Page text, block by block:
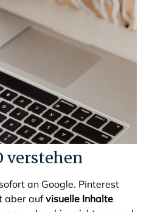
verstehen
an Google. Pinterest
aber aufvisuelle Inhalte